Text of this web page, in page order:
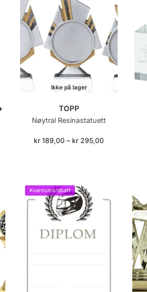
Ikke på lager
TOPP
Nøytral Resinastatuett
kr 189,00 – kr 295,00
Kvantumsrabatt